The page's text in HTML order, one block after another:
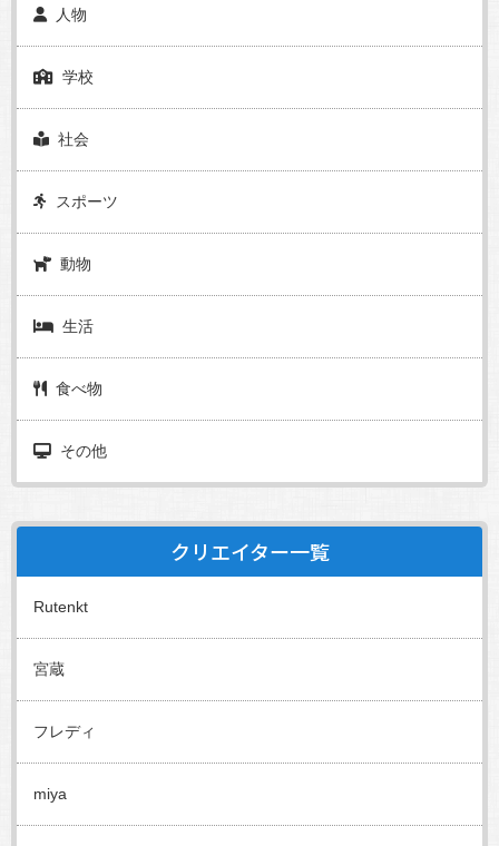
人物
学校
社会
スポーツ
動物
生活
食べ物
その他
クリエイター一覧
Rutenkt
宮蔵
フレディ
miya